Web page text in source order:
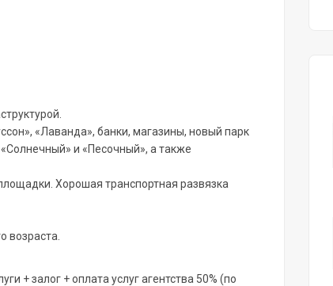
«Лаванда», банки, магазины, новый парк
и «Песочный», а также
Хорошая транспортная развязка
возраста.
+ залог + оплата услуг агентства 50% (по